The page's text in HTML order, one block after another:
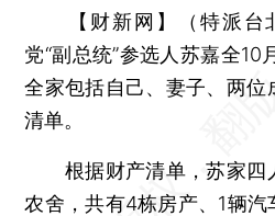
【财新网】（特派台
党“副总统”参选人苏嘉全
全家包括自己、妻子、两
清单。
根据财产清单，苏家四
农舍，共有4栋房产、1辆